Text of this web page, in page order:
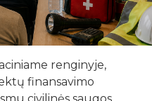
renginyje,
finansavimo